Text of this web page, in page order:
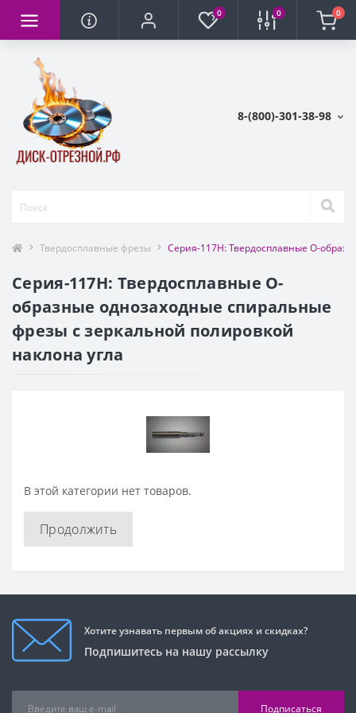
0 0 0
8-(800)-301-38-98
Твердосплавные фрезы Серия-117H: Твердосплавные О-
Серия-117H: Твердосплавные О-
образные однозаходные спиральные
фрезы c зеркальной полировкой
наклона угла
В этой категории нет товаров.
Продолжить
Хотите узнавать первым об акциях и скидках?
Подпишитесь на нашу рассылку
Подписаться